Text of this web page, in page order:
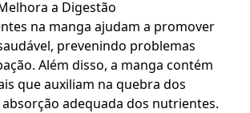
a Digestão
na manga ajudam a promover
prevenindo problemas
Além disso, a manga contém
que auxiliam na quebra dos
adequada dos nutrientes.